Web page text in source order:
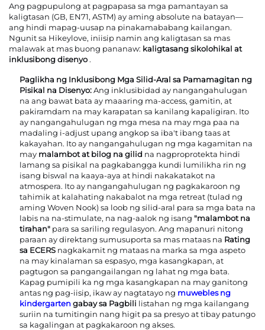
Ang pagpupulong at pagpapasa sa mga pamantayan sa
kaligtasan (GB, EN71, ASTM) ay aming absolute na batayan—
ang hindi mapag-uusap na pinakamababang kailangan.
Ngunit sa Hikeylove, iniisip namin ang kaligtasan sa mas
malawak at mas buong pananaw: kaligtasang sikolohikal at
inklusibong disenyo .
Paglikha ng Inklusibong Mga Silid-Aral sa Pamamagitan ng
Pisikal na Disenyo:Ang inklusibidad ay nangangahulugan
na ang bawat bata ay maaaring ma-access, gamitin, at
pakiramdam na may karapatan sa kanilang kapaligiran. Ito
ay nangangahulugan ng mga mesa na may mga paa na
madaling i-adjust upang angkop sa iba't ibang taas at
kakayahan. Ito ay nangangahulugan ng mga kagamitan na
may malambot at bilog na gilid na nagproprotekta hindi
lamang sa pisikal na pagkabangga kundi lumilikha rin ng
isang biswal na kaaya-aya at hindi nakakatakot na
atmospera. Ito ay nangangahulugan ng pagkakaroon ng
tahimik at kalahating nakabalot na mga retreat (tulad ng
aming Woven Nook) sa loob ng silid-aral para sa mga bata na
labis na na-stimulate, na nag-aalok ng isang "malambot na
tirahan" para sa sariling regulasyon. Ang mapanuri nitong
paraan ay direktang sumusuporta sa mas mataas na Rating
sa ECERS nagkakamit ng mataas na marka sa mga aspeto
na may kinalaman sa espasyo, mga kasangkapan, at
pagtugon sa pangangailangan ng lahat ng mga bata.
Kapag pumipili ka ng mga kasangkapan na may ganitong
antas ng pag-iisip, ikaw ay nagtatayo ng muwebles ng
kindergartengabay sa Pagbili listahan ng mga kailangang
suriin na tumitingin nang higit pa sa presyo at tibay patungo
sa kagalingan at pagkakaroon ng akses.